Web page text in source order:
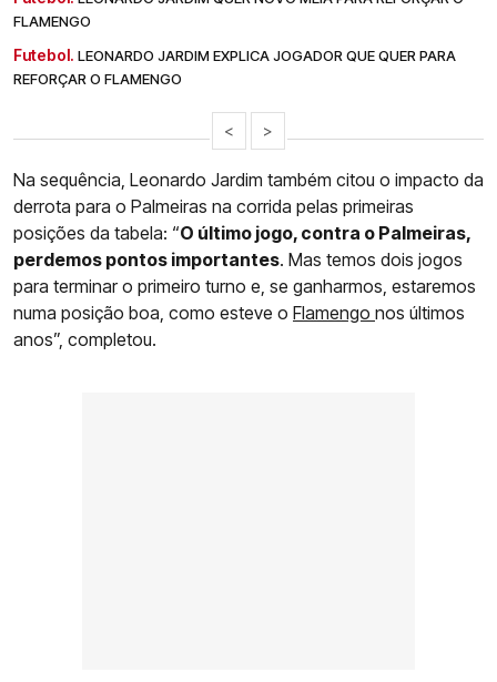
FLAMENGO
Futebol. LEONARDO JARDIM EXPLICA JOGADOR QUE QUER PARA
REFORÇAR O FLAMENGO
< >
Na sequência, Leonardo Jardim também citou o impacto da
derrota para o Palmeiras na corrida pelas primeiras
posições da tabela: “O último jogo, contra o Palmeiras,
perdemos pontos importantes. Mas temos dois jogos
para terminar o primeiro turno e, se ganharmos, estaremos
numa posição boa, como esteve o Flamengo nos últimos
anos”, completou.